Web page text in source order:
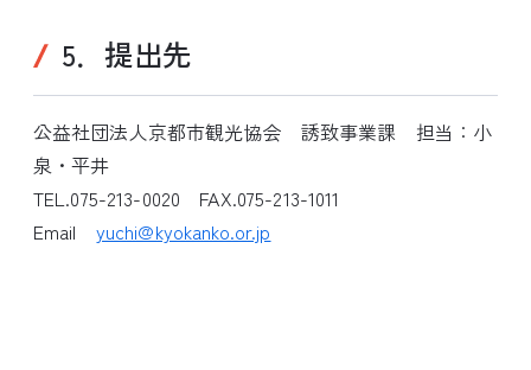
5．提出先
公益社団法人京都市観光協会 誘致事業課 担当：小
泉・平井
TEL.075-213-0020 FAX.075-213-1011
Email yuchi@kyokanko.or.jp